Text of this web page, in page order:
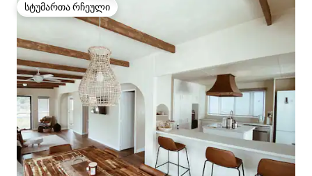
სტუმართა რჩეული
სტუმართა რჩეული